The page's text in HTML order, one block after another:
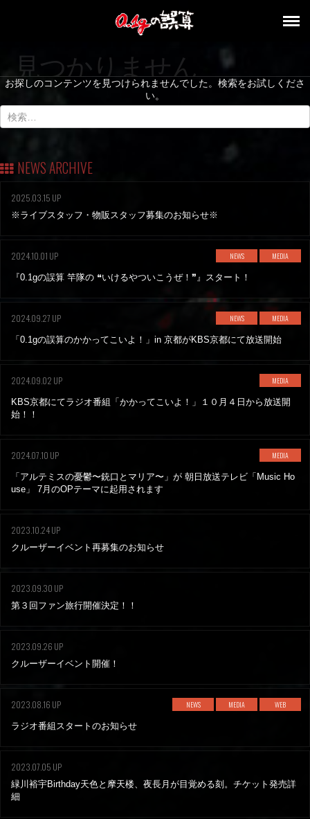
見つかりません
お探しのコンテンツを見つけられませんでした。検索をお試しくださ
い。
NEWS ARCHIVE
2025.03.15 UP
※ライブスタッフ・物販スタッフ募集のお知らせ※
2024.10.01 UP NEWS MEDIA
『0.1gの誤算 竿隊の ❝いけるやついこうぜ！❞』スタート！
2024.09.27 UP NEWS MEDIA
「0.1gの誤算のかかってこいよ！」in 京都がKBS京都にて放送開始
2024.09.02 UP MEDIA
KBS京都にてラジオ番組「かかってこいよ！」１０月４日から放送開
始！！
2024.07.10 UP MEDIA
「アルテミスの憂鬱〜銃口とマリア〜」が 朝日放送テレビ「Music Ho
use」 7月のOPテーマに起用されます
2023.10.24 UP
クルーザーイベント再募集のお知らせ
2023.09.30 UP
第３回ファン旅行開催決定！！
2023.09.26 UP
クルーザーイベント開催！
2023.08.16 UP NEWS MEDIA WEB
ラジオ番組スタートのお知らせ
2023.07.05 UP
緑川裕宇Birthday天色と摩天楼、夜長月が目覚める刻。チケット発売詳
細